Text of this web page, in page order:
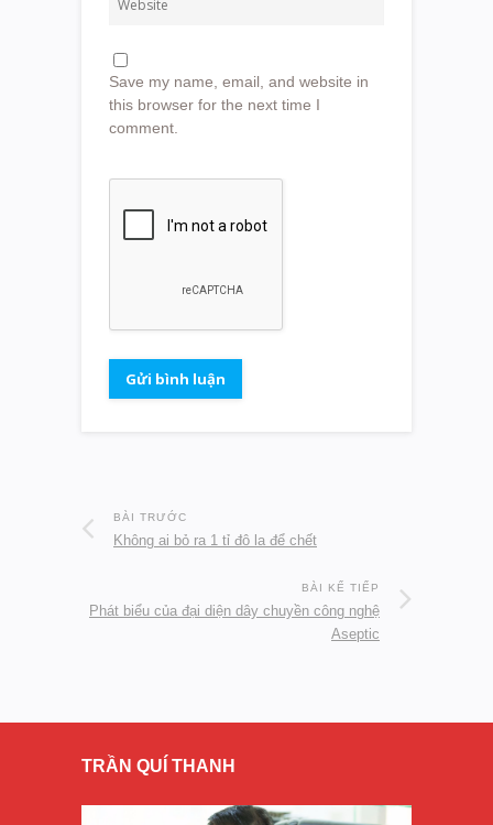
Save my name, email, and website in
this browser for the next time I
comment.
BÀI TRƯỚC
Không ai bỏ ra 1 tỉ đô la để chết
BÀI KẾ TIẾP
Phát biểu của đại diện dây chuyền công nghệ
Aseptic
TRẦN QUÍ THANH